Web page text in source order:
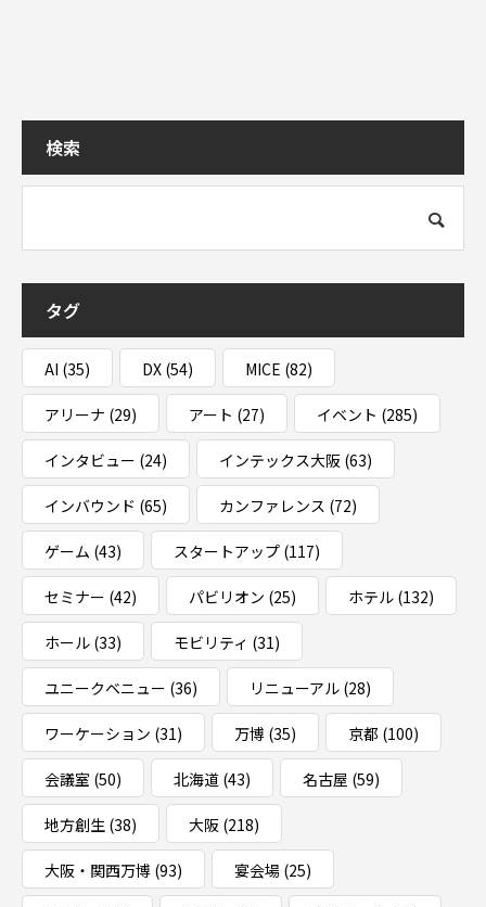
検索
タグ
AI (35) DX (54) MICE (82)
アリーナ (29) アート (27) イベント (285)
インタビュー (24) インテックス大阪 (63)
インバウンド (65) カンファレンス (72)
ゲーム (43) スタートアップ (117)
セミナー (42) パビリオン (25) ホテル (132)
ホール (33) モビリティ (31)
ユニークベニュー (36) リニューアル (28)
ワーケーション (31) 万博 (35) 京都 (100)
会議室 (50) 北海道 (43) 名古屋 (59)
地方創生 (38) 大阪 (218)
大阪・関西万博 (93) 宴会場 (25)